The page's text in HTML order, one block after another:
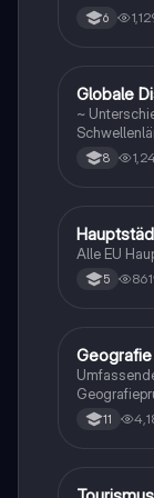
6
G
Globale
~
gegen die
8
H
Alle EU
5 861
darunter
11